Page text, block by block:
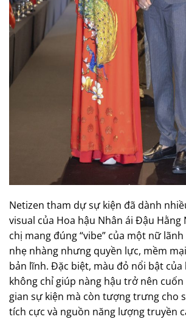
Netizen tham dự sự kiện đã dành
visual của Hoa hậu Nhân ái Đậu Hằng
chị mang đúng “vibe” của một nữ
nhẹ nhàng nhưng quyền lực, mềm
bản lĩnh. Đặc biệt, màu đỏ nổi bật
không chỉ giúp nàng hậu trở nên
gian sự kiện mà còn tượng trưng cho
tích cực và nguồn năng lượng truyền